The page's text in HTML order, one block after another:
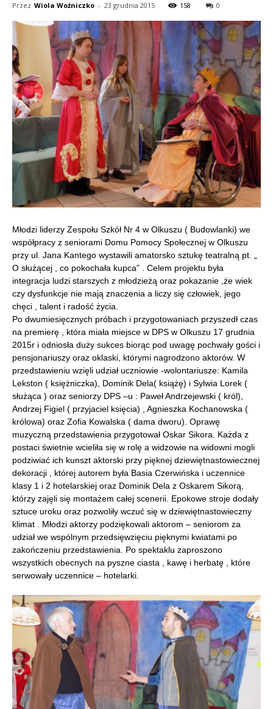
Przez Wiola Woźniczko - 23 grudnia 2015 158 0
Młodzi liderzy Zespołu Szkół Nr 4 w Olkuszu ( Budowlanki) we
współpracy z seniorami Domu Pomocy Społecznej w Olkuszu
przy ul. Jana Kantego wystawili amatorsko sztukę teatralną pt. „
O służącej , co pokochała kupca” . Celem projektu była
integracja ludzi starszych z młodzieżą oraz pokazanie ,że wiek
czy dysfunkcje nie mają znaczenia a liczy się człowiek, jego
chęci , talent i radość życia.
Po dwumiesięcznych próbach i przygotowaniach przyszedł czas
na premierę , która miała miejsce w DPS w Olkuszu 17 grudnia
2015r i odniosła duży sukces biorąc pod uwagę pochwały gości i
pensjonariuszy oraz oklaski, którymi nagrodzono aktorów. W
przedstawieniu wzięli udział uczniowie -wolontariusze: Kamila
Lekston ( księżniczka), Dominik Dela( książę) i Sylwia Lorek (
służąca ) oraz seniorzy DPS –u : Paweł Andrzejewski ( król),
Andrzej Figiel ( przyjaciel księcia) , Agnieszka Kochanowska (
królowa) oraz Zofia Kowalska ( dama dworu). Oprawę
muzyczną przedstawienia przygotował Oskar Sikora. Każda z
postaci świetnie wcieliła się w rolę a widzowie na widowni mogli
podziwiać ich kunszt aktorski przy pięknej dziewiętnastowiecznej
dekoracji , której autorem była Basia Czerwińska i uczennice
klasy 1 i 2 hotelarskiej oraz Dominik Dela z Oskarem Sikorą,
którzy zajęli się montażem całej scenerii. Epokowe stroje dodały
sztuce uroku oraz pozwoliły wczuć się w dziewiętnastowieczny
klimat . Młodzi aktorzy podziękowali aktorom – seniorom za
udział we wspólnym przedsięwzięciu pięknymi kwiatami po
zakończeniu przedstawienia. Po spektaklu zaproszono
wszystkich obecnych na pyszne ciasta , kawę i herbatę , które
serwowały uczennice – hotelarki.